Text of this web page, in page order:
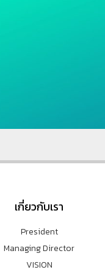
เกี่ยวกับเรา
President
Managing Director
VISION